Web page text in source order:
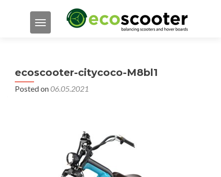
TOGGLE NAVIGATION
ecoscooter-citycoco-M8bl1
Posted on06.05.2021